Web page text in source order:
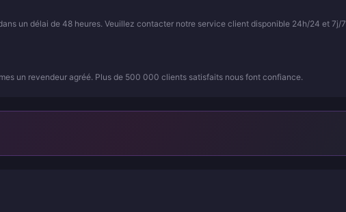
un délai de 48 heures. Veuillez contacter notre service client disponible 24h/24 et 7j/7
un revendeur agréé. Plus de 500 000 clients satisfaits nous font confiance.